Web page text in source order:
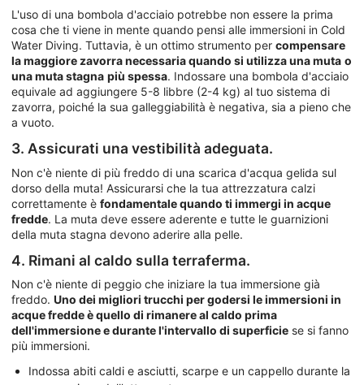
L'uso di una bombola d'acciaio potrebbe non essere la prima
cosa che ti viene in mente quando pensi alle immersioni in Cold
Water Diving. Tuttavia, è un ottimo strumento per compensare
la maggiore zavorra necessaria quando si utilizza una muta o
una muta stagna più spessa. Indossare una bombola d'acciaio
equivale ad aggiungere 5-8 libbre (2-4 kg) al tuo sistema di
zavorra, poiché la sua galleggiabilità è negativa, sia a pieno che
a vuoto.
3. Assicurati una vestibilità adeguata.
Non c'è niente di più freddo di una scarica d'acqua gelida sul
dorso della muta! Assicurarsi che la tua attrezzatura calzi
correttamente è fondamentale quando ti immergi in acque
fredde. La muta deve essere aderente e tutte le guarnizioni
della muta stagna devono aderire alla pelle.
4. Rimani al caldo sulla terraferma.
Non c'è niente di peggio che iniziare la tua immersione già
freddo. Uno dei migliori trucchi per godersi le immersioni in
acque fredde è quello di rimanere al caldo prima
dell'immersione e durante l'intervallo di superficie se si fanno
più immersioni.
Indossa abiti caldi e asciutti, scarpe e un cappello durante la